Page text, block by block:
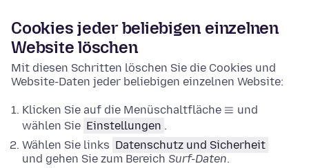
Cookies jeder beliebigen einzelnen
Website löschen
Mit diesen Schritten löschen Sie die Cookies und
Website-Daten jeder beliebigen einzelnen Website:
Klicken Sie auf die Menüschaltfläche
und
wählen Sie Einstellungen .
Wählen Sie links Datenschutz und Sicherheit
und gehen Sie zum Bereich Surf-Daten.